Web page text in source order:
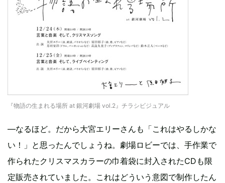
『物語の生まれる場所 at 銀河劇場 vol.2』チラシビジュアル
―なるほど。だから大宮エリーさんも「これはやるしかな
い！」と思ったんでしょうね。劇場ロビーでは、手作業で
作られたクリスマスカラーの巾着袋に封入されたCDも限
定販売されていました。これはどういう意図で制作したん